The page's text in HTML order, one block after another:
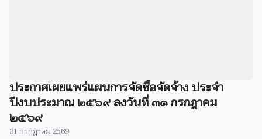
ประกาศเผยแพร่แผนการจัดซื้อจัดจ้าง ประจำ
ปีงบประมาณ ๒๕๖๙ ลงวันที่ ๓๑ กรกฎาคม
๒๕๖๙
31 กรกฎาคม 2569